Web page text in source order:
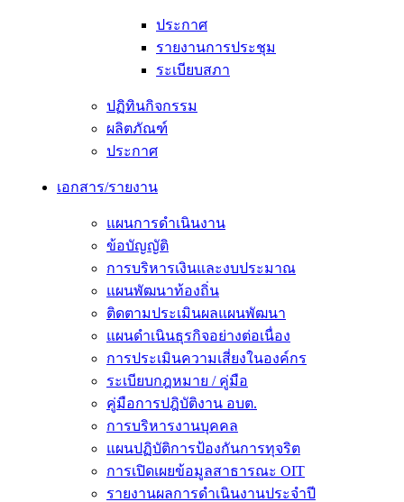
ประกาศ
รายงานการประชุม
ระเบียบสภา
ปฏิทินกิจกรรม
ผลิตภัณฑ์
ประกาศ
เอกสาร/รายงาน
แผนการดำเนินงาน
ข้อบัญญัติ
การบริหารเงินและงบประมาณ
แผนพัฒนาท้องถิ่น
ติดตามประเมินผลแผนพัฒนา
แผนดำเนินธุรกิจอย่างต่อเนื่อง
การประเมินความเสี่ยงในองค์กร
ระเบียบกฎหมาย / คู่มือ
คู่มือการปฎิบัติงาน อบต.
การบริหารงานบุคคล
แผนปฏิบัติการป้องกันการทุจริต
การเปิดเผยข้อมูลสาธารณะ OIT
รายงานผลการดำเนินงานประจำปี